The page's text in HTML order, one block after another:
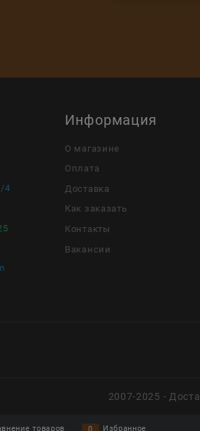
4
Информация
О магазине
Оплата
Доставка
Как заказать
Контакты
Вакансии
2007-2025 -
товаров 0 Избранное